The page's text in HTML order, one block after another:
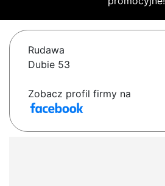
Rudawa
Dubie 53
Zobacz profil firmy na